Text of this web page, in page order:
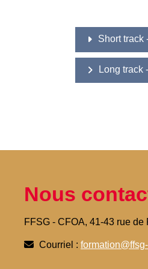
Short track
Long track
Nous
FFSG - CFOA, 41-43 rue
Courriel :